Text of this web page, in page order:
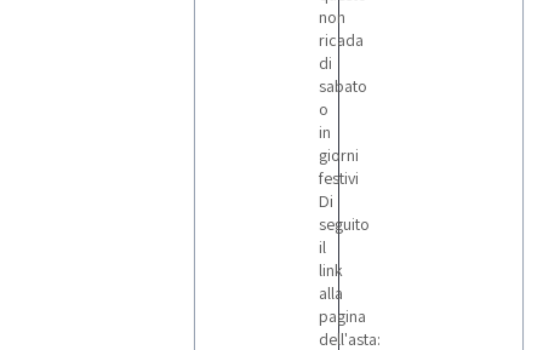
non
ricada
di
sabato
o
in
giorni
festivi
Di
seguito
il
link
alla
pagina
dell'asta: